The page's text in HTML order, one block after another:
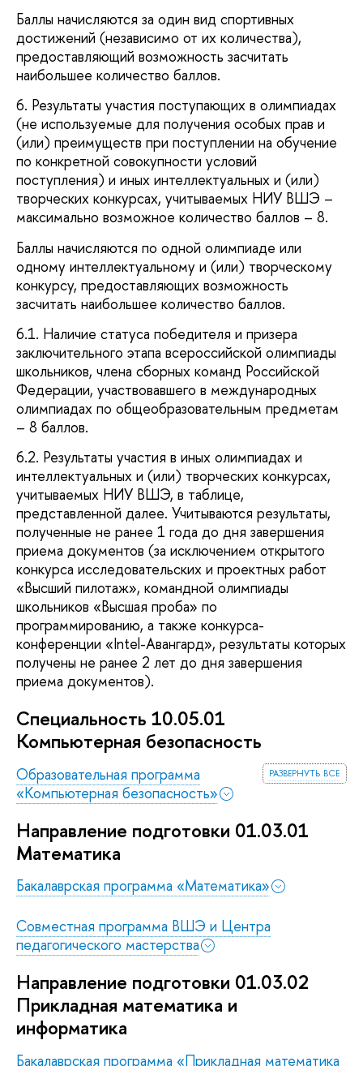
Баллы начисляются за один вид спортивных
достижений (независимо от их количества),
предоставляющий возможность засчитать
наибольшее количество баллов.
6. Результаты участия поступающих в олимпиадах
(не используемые для получения особых прав и
(или) преимуществ при поступлении на обучение
по конкретной совокупности условий
поступления) и иных интеллектуальных и (или)
творческих конкурсах, учитываемых НИУ ВШЭ –
максимально возможное количество баллов – 8.
Баллы начисляются по одной олимпиаде или
одному интеллектуальному и (или) творческому
конкурсу, предоставляющих возможность
засчитать наибольшее количество баллов.
6.1. Наличие статуса победителя и призера
заключительного этапа всероссийской олимпиады
школьников, члена сборных команд Российской
Федерации, участвовавшего в международных
олимпиадах по общеобразовательным предметам
– 8 баллов.
6.2. Результаты участия в иных олимпиадах и
интеллектуальных и (или) творческих конкурсах,
учитываемых НИУ ВШЭ, в таблице,
представленной далее. Учитываются результаты,
полученные не ранее 1 года до дня завершения
приема документов (за исключением открытого
конкурса исследовательских и проектных работ
«Высший пилотаж», командной олимпиады
школьников «Высшая проба» по
программированию, а также конкурса-
конференции «Intel-Авангард», результаты которых
получены не ранее 2 лет до дня завершения
приема документов).
Специальность 10.05.01
Компьютерная безопасность
развернуть все
Образовательная программа
«Компьютерная безопасность»
Направление подготовки 01.03.01
Математика
Бакалаврская программа «Математика»
Совместная программа ВШЭ и Центра
педагогического мастерства
Направление подготовки 01.03.02
Прикладная математика и
информатика
Бакалаврская программа «Прикладная математика